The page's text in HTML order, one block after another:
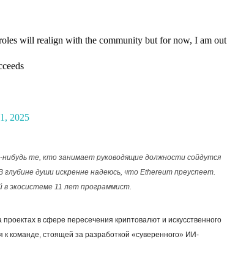
will realign with the community but for now, I am out
2025
те, кто занимает руководящие должности сойдутся
глубине души искренне надеюсь, что Ethereum преуспеет.
экосистеме 11 лет программист.
в сфере пересечения криптовалют и искусственного
команде, стоящей за разработкой «суверенного» ИИ-